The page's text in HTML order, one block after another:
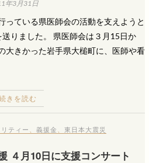
年3月31日
っている県医師会の活動を支えようと
りました。 県医師会は３月15日か
大きかった岩手県大槌町に、医師や看
きを読む
ティー 、義援金 、東日本大震災
４月10日に支援コンサート